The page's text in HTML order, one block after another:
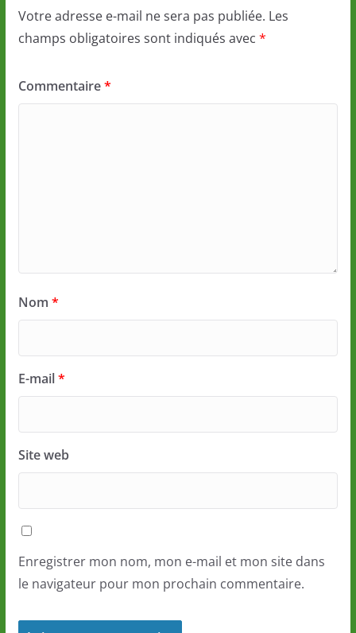
Votre adresse e-mail ne sera pas publiée. Les
champs obligatoires sont indiqués avec *
Commentaire*
Nom *
E-mail*
Site web
Enregistrer mon nom, mon e-mail et mon site dans
le navigateur pour mon prochain commentaire.